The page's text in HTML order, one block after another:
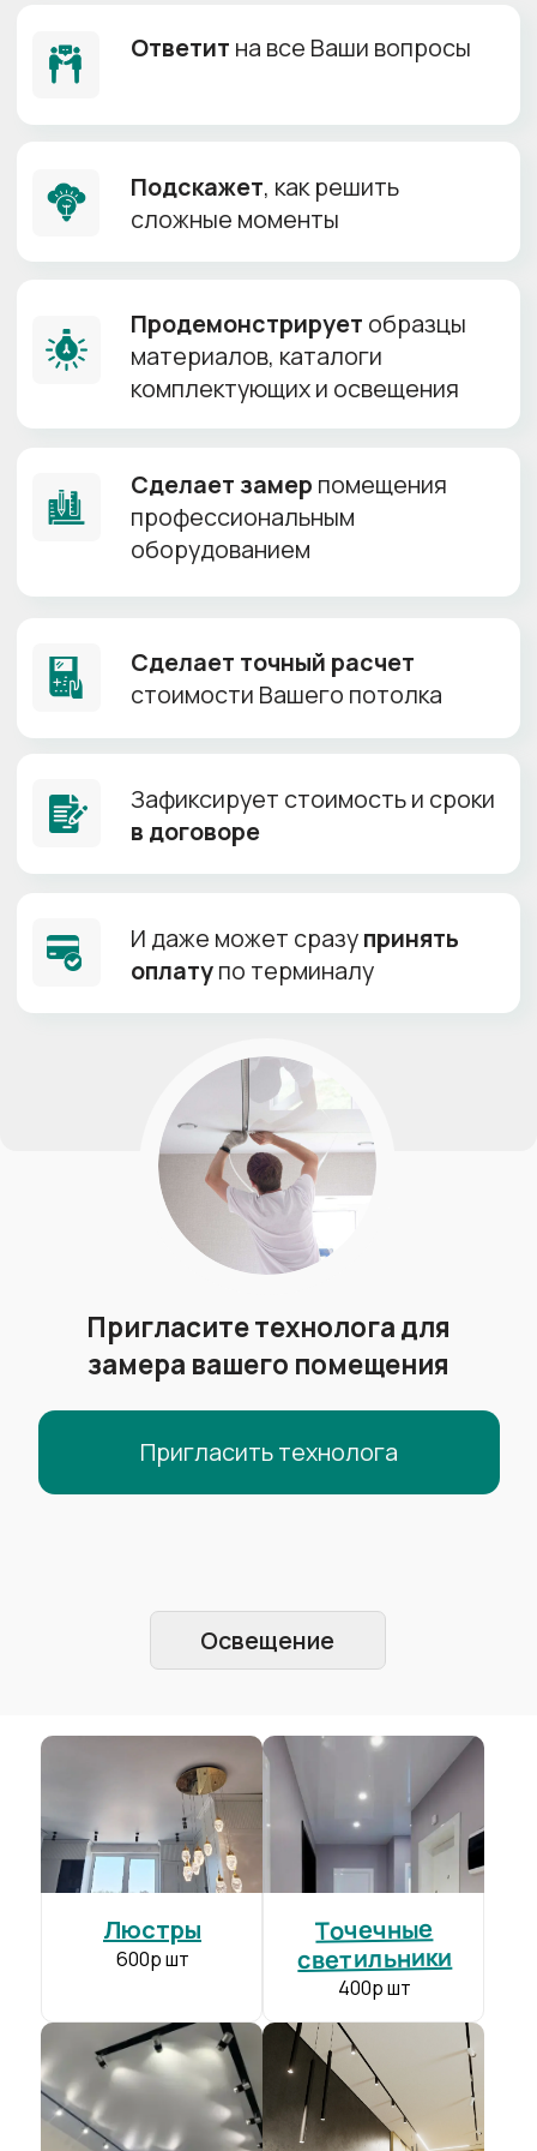
Люстры
600р шт
Точечные
светильники
400р шт
Только
сертифицированные
полотнаот лучших
оригинальности продукта и лучшей цены
Самая низкая цена
Возможна установка
без газового баллона
+
0.18-0.23 мм
HALEAD
от 155 р/м²
Ширина полотна: до 5 м
Кипельно белое полотно
Тянется до 6м
+
Экологически чистое полотно
+
до 5.8 м
10 лет
TEQTUM
Менее горючие
Обычная гарантия+гарантия МЧС
Производитель: Германия
Можно ставить в организациях
Толщина полотна:
0.35-0.39 мм
Ширина полотна:
до 5 м
Гарантия:
Производитель:
от 215 р/м²
Толщина полотна: 0.19-0.23 мм
Прочнее чем полотно конкурентов
+
Ширина полотна:
до 5 м
цена!
до 6,72м
Гарантия
МЧС
Производитель:
Германия